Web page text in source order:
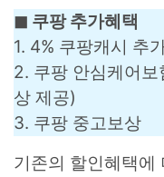
◼︎ 쿠팡 추가혜택
1. 4% 쿠팡캐시 추
2. 쿠팡 안심케어
상 제공)
3. 쿠팡 중고보상
기존의 할인혜택에